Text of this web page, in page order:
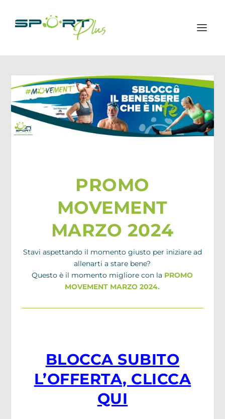
PROMO
MOVEMENT
MARZO 2024
Stavi aspettando il momento giusto per iniziare ad
allenarti a stare bene?
Questo è il momento migliore con la PROMO
MOVEMENT MARZO 2024.
BLOCCA SUBITO
L’OFFERTA, CLICCA
QUI